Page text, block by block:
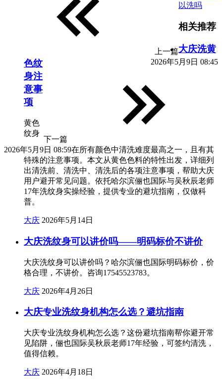
上一篇
2026年5月9日 08:45
以洗吗
下一篇
2026年5月9日 08:59
相关推荐
大庆洗黄
色纹
身注
意事
项
黄色
纹身
在所有颜色中清洗难度最高之一，且有其
特殊的注意事项。本文从黄色色料的特性出发，详细列
出清洗前、清洗中、清洗后的各项注意事项，帮助大庆
用户避开常见问题。依托哈尔滨俪也国际与吴秋辰老师
17年洗纹身实操经验，提供专业的避坑指南，仅做科
普。
大庆 2026年5月14日
大庆洗纹身可以讲价吗——明码标价不讲价
大庆洗纹身可以讲价吗？哈尔滨俪也国际明码标价，价
格合理，不讲价。咨询17545523783。
大庆 2026年4月26日
大庆专业洗纹身机构怎么选？避坑指南
大庆专业洗纹身机构怎么选？这份避坑指南帮你避开常
见陷阱，俪也国际吴秋辰老师17年经验，可签约清洗，
值得信赖。
大庆 2026年4月18日